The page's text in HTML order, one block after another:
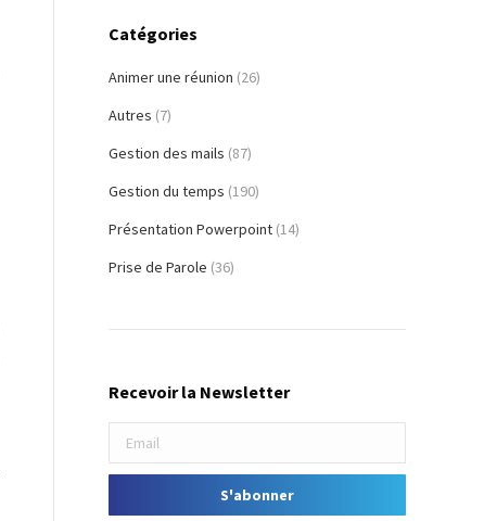
Catégories
Animer une réunion (26)
Autres (7)
Gestion des mails (87)
Gestion du temps (190)
Présentation Powerpoint (14)
Prise de Parole (36)
Recevoir la Newsletter